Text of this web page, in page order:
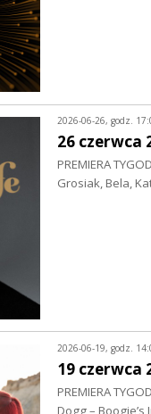
2026-06-26, godz.
26 czerwca
PREMIERA
Grosiak, Bela,
2026-06-19, godz.
19 czerwca
PREMIERA
Dogg –